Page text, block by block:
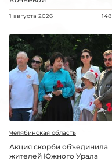
1 августа 2026 148
Челябинская область
Акция скорби объединила
жителей Южного Урала